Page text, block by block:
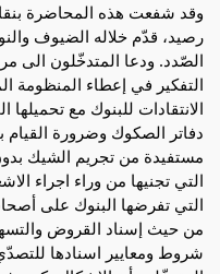
وقد شفعت هذه المحاضرة
رصيد، قدّم خلاله الضيوف
الصّدد. ودعا المتدخّلون الى
التفكير في إعطاء المنظومة
الانتقادات للبنوك مع
دفاتر الصكوك وضرورة القيام
مستفيدة من تجريم الشيك بدون
التي تجنيها من وراء اجراء
التي تفرضها البنوك على
من حيث إسناد القروض
شروط ومعايير اسنادها